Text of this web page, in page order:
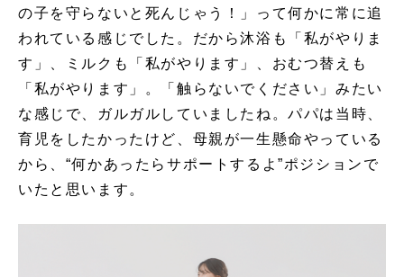
の子を守らないと死んじゃう！」って何かに常に追
われている感じでした。だから沐浴も「私がやりま
す」、ミルクも「私がやります」、おむつ替えも
「私がやります」。「触らないでください」みたい
な感じで、ガルガルしていましたね。パパは当時、
育児をしたかったけど、母親が一生懸命やっている
から、“何かあったらサポートするよ”ポジションで
いたと思います。